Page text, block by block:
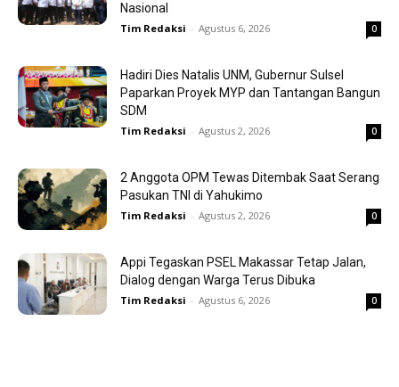
Nasional
Tim Redaksi - Agustus 6, 2026 0
Hadiri Dies Natalis UNM, Gubernur Sulsel
Paparkan Proyek MYP dan Tantangan Bangun
SDM
Tim Redaksi - Agustus 2, 2026 0
2 Anggota OPM Tewas Ditembak Saat Serang
Pasukan TNI di Yahukimo
Tim Redaksi - Agustus 2, 2026 0
Appi Tegaskan PSEL Makassar Tetap Jalan,
Dialog dengan Warga Terus Dibuka
Tim Redaksi - Agustus 6, 2026 0